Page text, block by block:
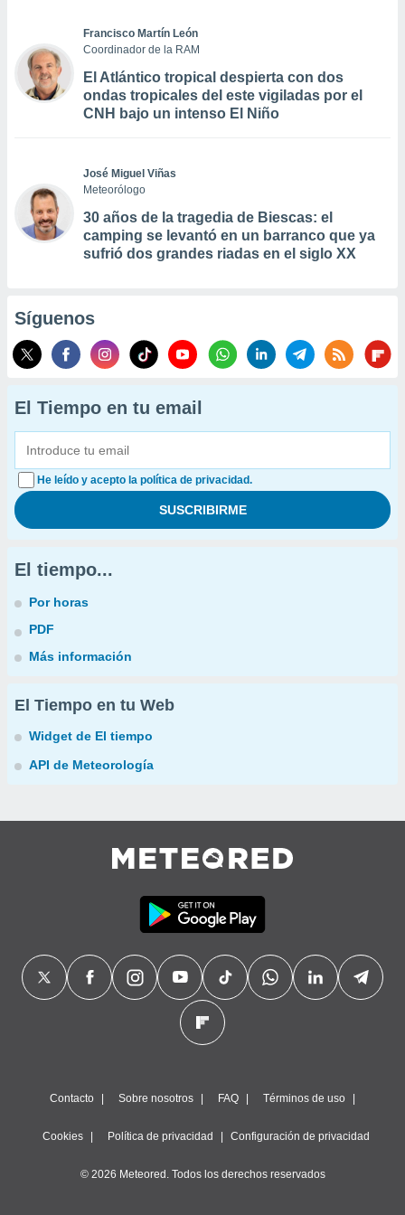
Francisco Martín León
Coordinador de la RAM
El Atlántico tropical despierta con dos
ondas tropicales del este vigiladas por el
CNH bajo un intenso El Niño
José Miguel Viñas
Meteorólogo
30 años de la tragedia de Biescas: el
camping se levantó en un barranco que ya
sufrió dos grandes riadas en el siglo XX
Síguenos
El Tiempo en tu email
He leído y acepto la política de privacidad.
El tiempo...
Por horas
PDF
Más información
El Tiempo en tu Web
Widget de El tiempo
API de Meteorología
Contacto Sobre nosotros FAQ Términos de uso
Cookies Política de privacidad Configuración de privacidad
© 2026 Meteored. Todos los derechos reservados